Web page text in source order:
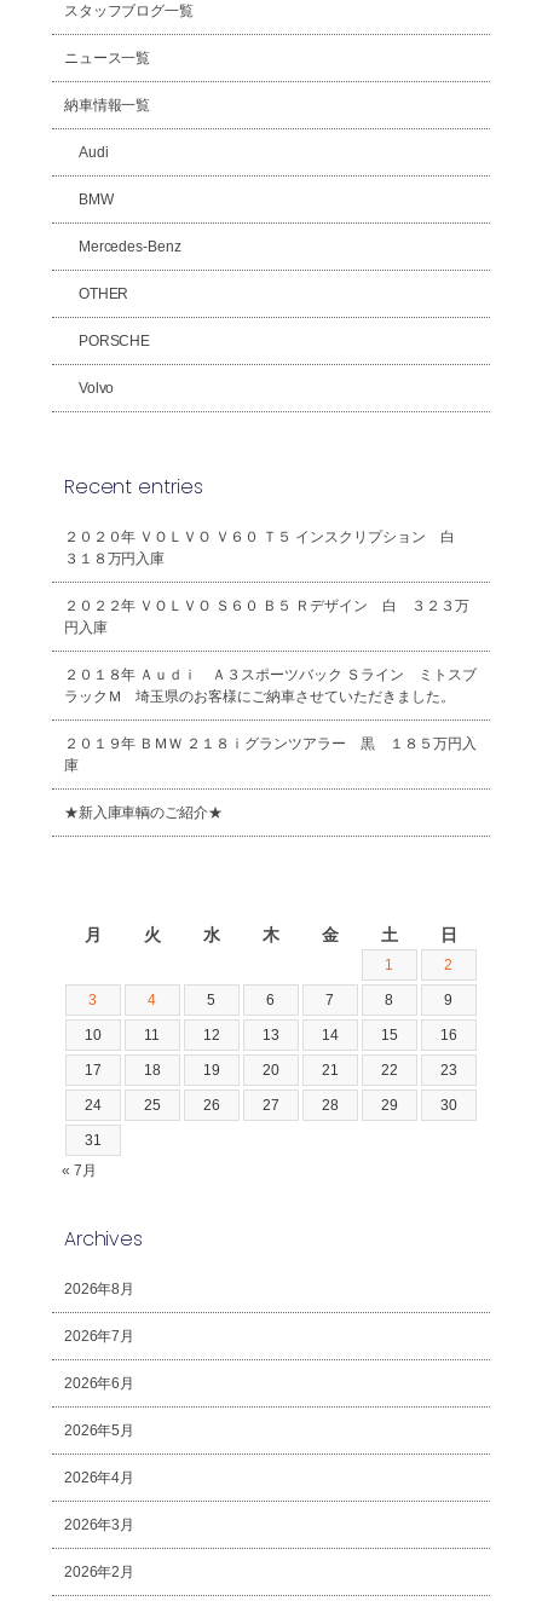
スタッフブログ一覧
ニュース一覧
納車情報一覧
Audi
BMW
Mercedes-Benz
OTHER
PORSCHE
Volvo
Recent entries
２０２０年 ＶＯＬＶＯ Ｖ６０ Ｔ５ インスクリプション 白
３１８万円入庫
２０２２年 ＶＯＬＶＯ Ｓ６０ Ｂ５ Ｒデザイン 白 ３２３万
円入庫
２０１８年 Ａｕｄｉ Ａ３スポーツバック Ｓライン ミトスブ
ラックＭ 埼玉県のお客様にご納車させていただきました。
２０１９年 ＢＭＷ ２１８ｉグランツアラー 黒 １８５万円入
庫
★新入庫車輌のご紹介★
月 火 水 木 金 土 日
1 2
3 4 5 6 7 8 9
10 11 12 13 14 15 16
17 18 19 20 21 22 23
24 25 26 27 28 29 30
31
« 7月
Archives
2026年8月
2026年7月
2026年6月
2026年5月
2026年4月
2026年3月
2026年2月